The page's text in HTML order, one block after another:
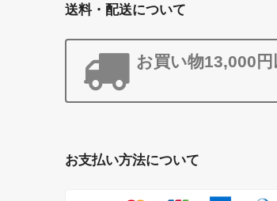
送料・配送について
お買い物13,000円
お支払い方法について